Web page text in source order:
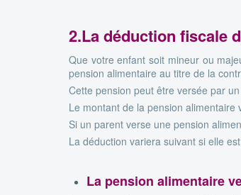
2.La déduction fiscale
Que votre enfant soit mineur ou
pension alimentaire au titre de la
Cette pension peut être versée par
Le montant de la pension alimentaire
Si un parent verse une pension
La déduction variera suivant si elle
La pension alimentaire